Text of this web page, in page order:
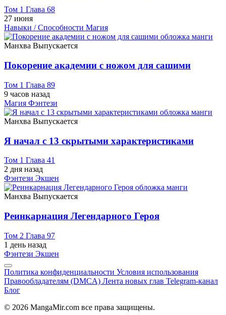
Том 1 Глава 68
27 июня
Навыки / Способности Магия
Манхва Выпускается
Покорение академии с ножом для сашими
Том 1 Глава 89
9 часов назад
Магия Фэнтези
Манхва Выпускается
Я начал с 13 скрытыми характеристиками
Том 1 Глава 41
2 дня назад
Фэнтези Экшен
Манхва Выпускается
Реинкарнация Легендарного Героя
Том 2 Глава 97
1 день назад
Фэнтези Экшен
Политика конфиденциальности Условия использования
Правообладателям (DMCA) Лента новых глав Telegram-канал
Блог
© 2026 MangaMir.com все права защищены.